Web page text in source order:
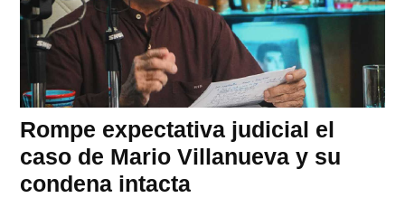
Rompe expectativa judicial el
caso de Mario Villanueva y su
condena intacta